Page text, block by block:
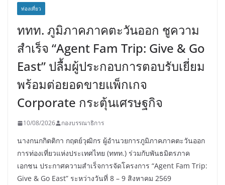
ท่องเที่ยว
ททท. ภูมิภาคภาคตะวันออก ชูความ
สำเร็จ “Agent Fam Trip: Give & Go
East” ปลื้มผู้ประกอบการตอบรับเยี่ยม
พร้อมต่อยอดขายแพ็กเกจ
Corporate กระตุ้นเศรษฐกิจ
10/08/2026 กองบรรณาธิการ
นางกนกกิตติกา กฤตย์วุฒิกร ผู้อำนวยการภูมิภาคภาคตะวันออก
การท่องเที่ยวแห่งประเทศไทย (ททท.) ร่วมกับพันธมิตรภาค
เอกชน ประกาศความสำเร็จการจัดโครงการ “Agent Fam Trip:
Give & Go East” ระหว่างวันที่ 8 – 9 สิงหาคม 2569